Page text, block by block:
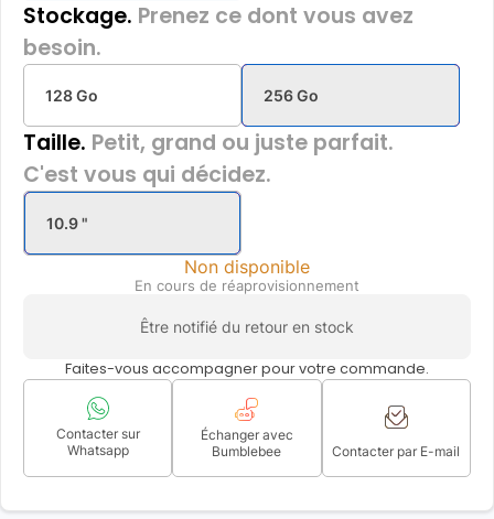
Stockage. Prenez ce dont vous avez
besoin.
128 Go 256 Go
Taille. Petit, grand ou juste parfait.
C'est vous qui décidez.
10.9 "
Non disponible
En cours de réaprovisionnement
Être notifié du retour en stock
Faites-vous accompagner pour votre commande.
Contacter sur
Whatsapp
Échanger avec
Bumblebee
Contacter par E-mail